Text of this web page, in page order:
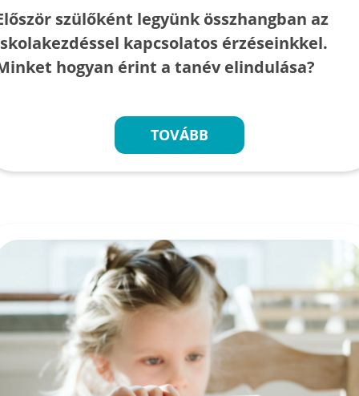
szülőként legyünk összhangban az
kapcsolatos érzéseinkkel.
hogyan érint a tanév elindulása?
TOVÁBB